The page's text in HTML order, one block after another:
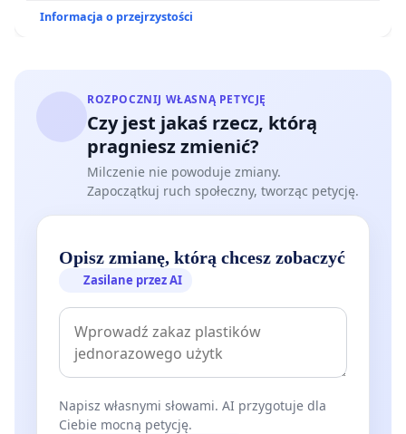
Informacja o przejrzystości
ROZPOCZNIJ WŁASNĄ PETYCJĘ
Czy jest jakaś rzecz, którą
pragniesz zmienić?
Milczenie nie powoduje zmiany.
Zapoczątkuj ruch społeczny, tworząc petycję.
Opisz zmianę, którą chcesz zobaczyć
Zasilane przez AI
Napisz własnymi słowami. AI przygotuje dla
Ciebie mocną petycję.